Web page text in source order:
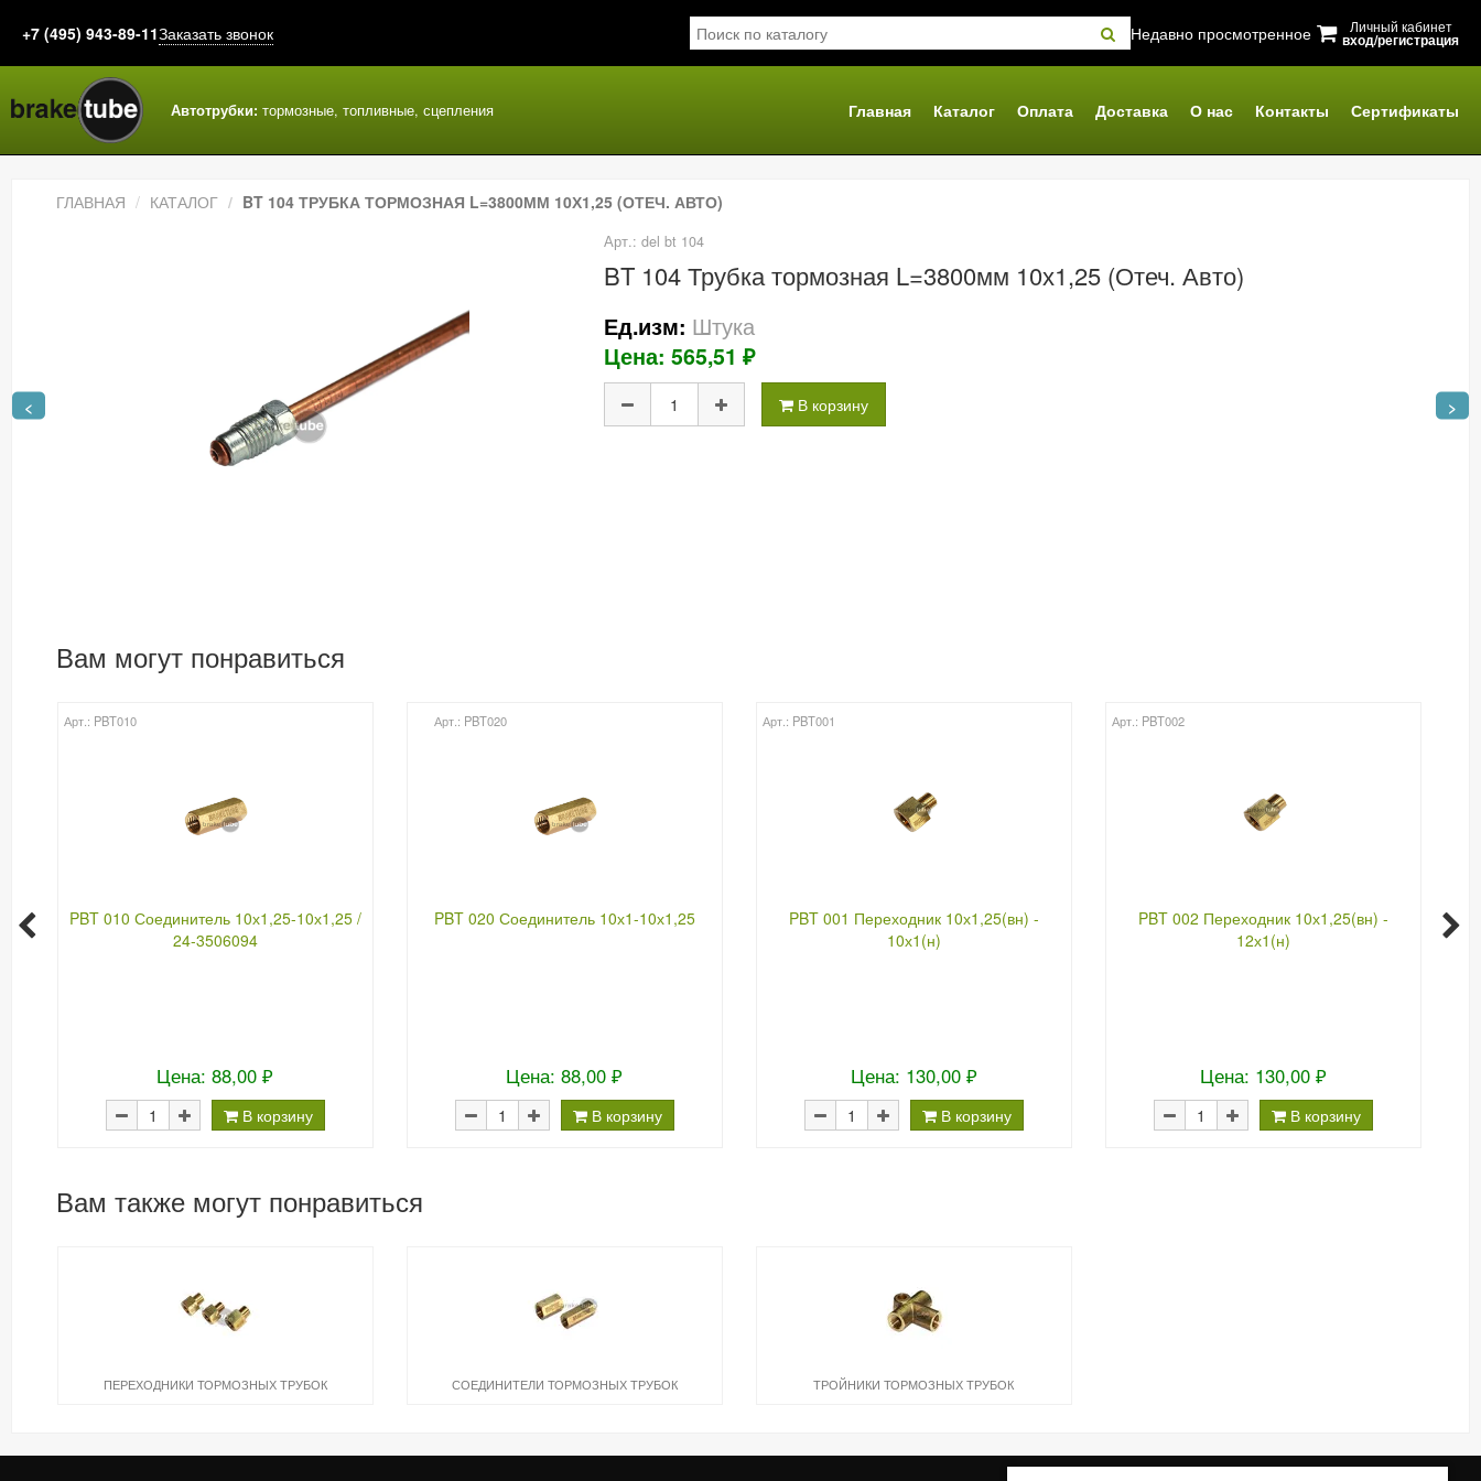
+7 (495) 943-89-11Заказать звонок Недавно просмотренное Личный кабинет
вход/регистрация
Автотрубки: тормозные, топливные, сцепления Главная Каталог Оплата Доставка О нас Контакты Сертификаты
< >
ГЛАВНАЯ КАТАЛОГ BT 104 ТРУБКА ТОРМОЗНАЯ L=3800ММ 10Х1,25 (ОТЕЧ. АВТО)
Арт.: del bt 104
BT 104 Трубка тормозная L=3800мм 10х1,25 (Отеч. Авто)
Ед.изм: Штука
Цена: 565,51 ₽
В корзину
Вам могут понравиться
Арт.: PBT010
PBT 010 Соединитель 10х1,25-10х1,25 /
24-3506094
Цена: 88,00 ₽
В корзину
Арт.: PBT020
PBT 020 Соединитель 10х1-10х1,25
Цена: 88,00 ₽
В корзину
Арт.: PBT001
PBT 001 Переходник 10х1,25(вн) -
10х1(н)
Цена: 130,00 ₽
В корзину
Арт.: PBT002
PBT 002 Переходник 10х1,25(вн) -
12х1(н)
Цена: 130,00 ₽
В корзину
Вам также могут понравиться
ПЕРЕХОДНИКИ ТОРМОЗНЫХ ТРУБОК СОЕДИНИТЕЛИ ТОРМОЗНЫХ ТРУБОК ТРОЙНИКИ ТОРМОЗНЫХ ТРУБОК